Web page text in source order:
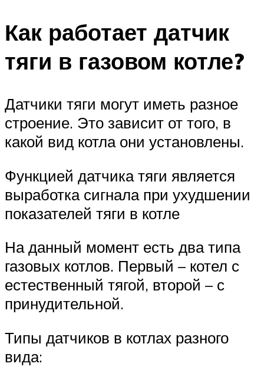
Как работает датчик
тяги в газовом котле?
Датчики тяги могут иметь разное
строение. Это зависит от того, в
какой вид котла они установлены.
Функцией датчика тяги является
выработка сигнала при ухудшении
показателей тяги в котле
На данный момент есть два типа
газовых котлов. Первый – котел с
естественный тягой, второй – с
принудительной.
Типы датчиков в котлах разного
вида: